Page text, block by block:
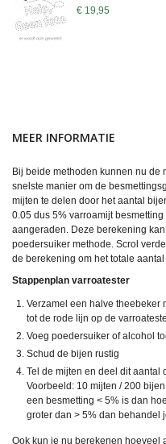
€ 19,95
MEER INFORMATIE
Bij beide methoden kunnen nu de
snelste manier om de
mijten te delen door het aantal
0.05 dus 5% varroamijt
aangeraden. Deze berekening
poedersuiker methode. Scrol
de berekening om het totale
Stappenplan varroatester
Verzamel een halve theebeker
tot de rode lijn op de
Voeg poedersuiker of alcohol
Schud de bijen rustig
Tel de mijten en deel dit aantal
Voorbeeld: 10 mijten / 200
een besmetting < 5% is dan
groter dan > 5% dan behandel
Ook kun je nu berekenen hoeveel